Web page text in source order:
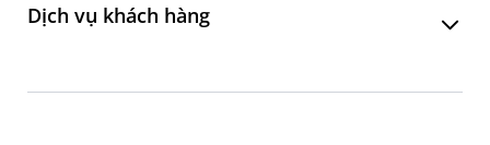
Phòng ăn
Dịch vụ khách hàng